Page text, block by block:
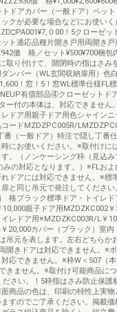
ドアカバー（一般ドア）ペッ
クが必要な場合などにお使いく
０00！5クローゼッ
ト適応品種片開き戸用両開き戸
価 格／セット¥500¥700梱包
取り付けて、開閉時の指はさみ
ンパー（WL玄関収納扉用）色
！窓！5！窓WL標準仕様FL
有償部品④クローゼットド
ー付の本体は、対応できません
ア用親子ドア用色シャインニ
コードMZDZPC005R/
番（一般ドア）特注で隠し丁番
にお使いください。※取付けに
。（ノンケーシング枠（見込み
の対応となります。）※FLおよ
ドアには対応できません。※標
と同じ吊元で発注してください
格ブラック標準ドア・トイレド
親子ドア用MZDZKC002￥
レドア用※MZDZKC003R/L￥
20,000カバー（ブラック）室
吊元を表します。左右どちらか
開きドアは対応できません。※
応できません。※枠W＜507（本
きません。※取付け可能商品に
ださい。！5枠指はさみ防止保護
商品の色は、印刷の特性上実物
すのでご了承ください。掲載価